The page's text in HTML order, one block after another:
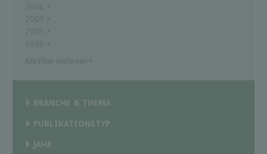
2006 ×
2005 ×
2001
×
1996 ×
BRANCHE & THEMA
PUBLIKATIONSTYP
JAHR